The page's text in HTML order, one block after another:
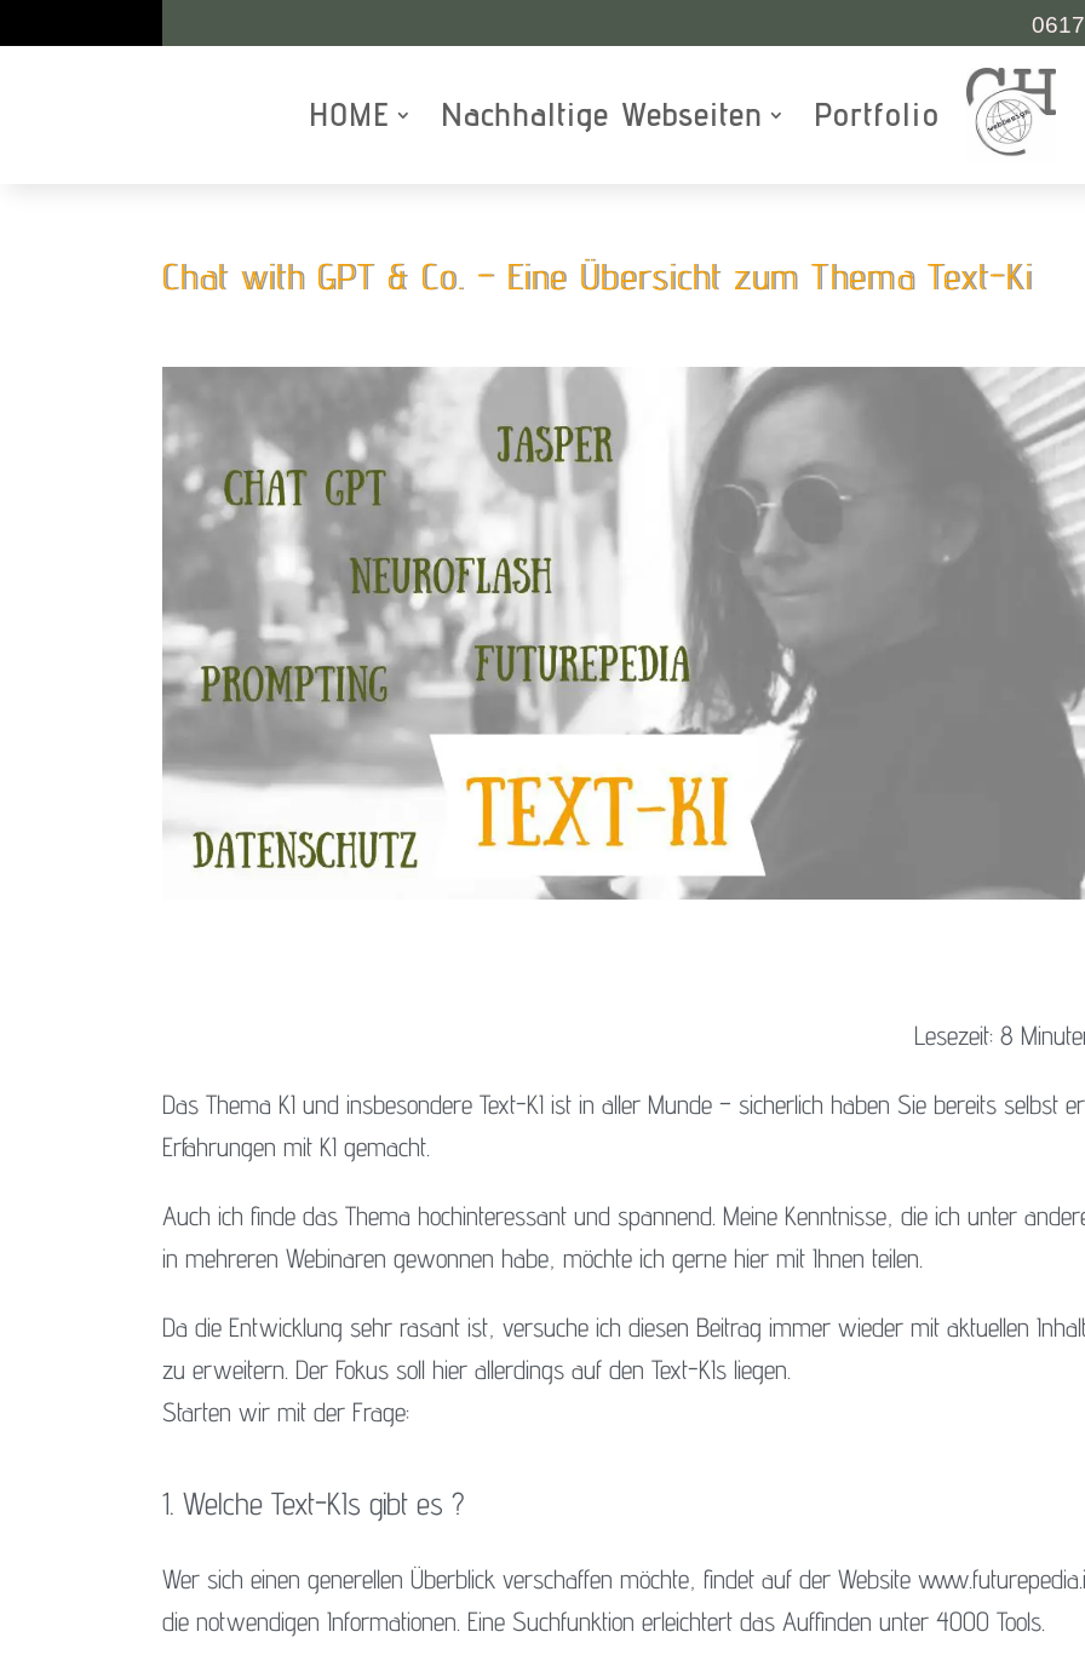
HOME Nachhaltige Webseiten Portfolio
Chat with GPT & Co. – Eine Übersicht zum Thema Text-Ki
Lesezeit: 8
Das Thema KI und insbesondere Text-KI ist in aller Munde – sicherlich haben Sie bereits selbst
Erfahrungen mit KI gemacht.
Auch ich finde das Thema hochinteressant und spannend. Meine Kenntnisse, die ich unter
in mehreren Webinaren gewonnen habe, möchte ich gerne hier mit Ihnen teilen.
Da die Entwicklung sehr rasant ist, versuche ich diesen Beitrag immer wieder mit aktuellen
zu erweitern. Der Fokus soll hier allerdings auf den Text-KIs liegen.
Starten wir mit der Frage:
1. Welche Text-KIs gibt es ?
Wer sich einen generellen Überblick verschaffen möchte, findet auf der Website
die notwendigen Informationen. Eine Suchfunktion erleichtert das Auffinden unter 4000 Tools.